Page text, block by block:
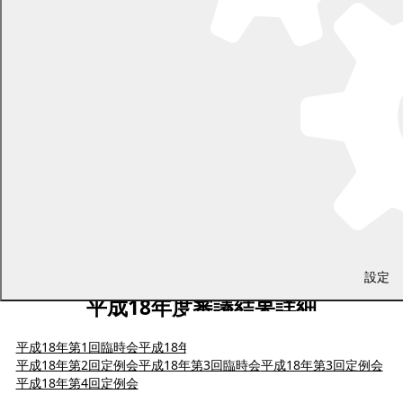
設定
平成18年度審議結果詳細
平成18年第1回臨時会平成18年第1回定例会
平成18年第2回定例会平成18年第3回臨時会平成18年第3回定例会
平成18年第4回定例会